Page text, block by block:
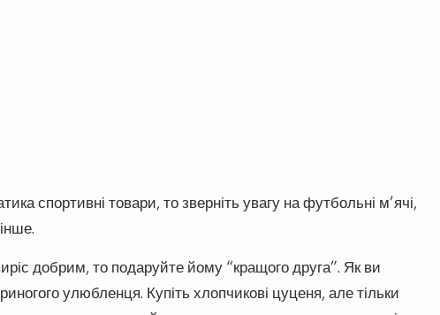
спортивні товари, то зверніть увагу на футбольні м’ячі,
добрим, то подаруйте йому “кращого друга”. Як ви
улюбленця. Купіть хлопчикові цуценя, але тільки